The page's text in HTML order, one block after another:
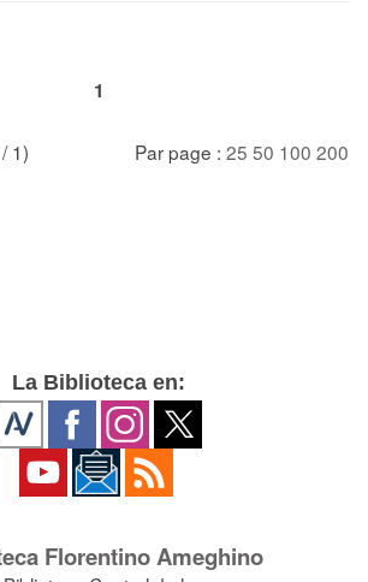
1
1) Par page : 25 50 100 200
La Biblioteca en:
Florentino Ameghino